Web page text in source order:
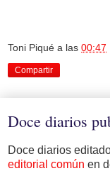
Toni Piqué a las 00:47
Compartir
Doce diarios
Doce diarios
editorial común en